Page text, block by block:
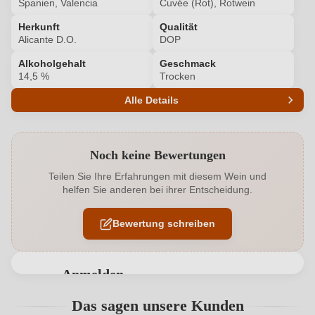
Spanien, Valencia Cuvée (Rot), Rotwein
Herkunft
Alicante D.O.
Qualität
DOP
Alkoholgehalt
14,5 %
Geschmack
Trocken
Alle Details
Alkoholgehalt in % 14,5 %
Allergene Enthält Sulfite
Ausbau Barrique
Noch keine Bewertungen
Teilen Sie Ihre Erfahrungen mit diesem Wein und
helfen Sie anderen bei ihrer Entscheidung.
Bewertung schreiben
Anmelden
Benutzern abgegeben werden. Bitte loggen Sie sich
Das sagen unsere Kunden